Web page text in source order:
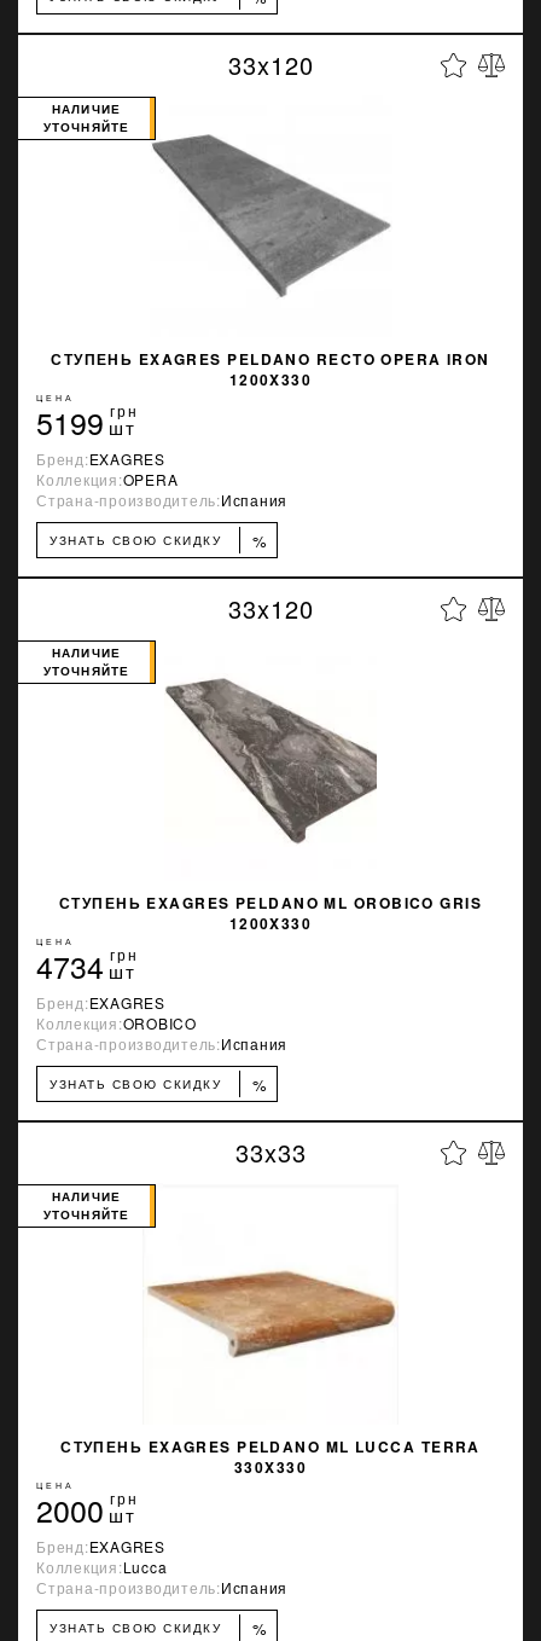
33x120
СТУПЕНЬ EXAGRES PELDANO RECTO OPERA IRON
1200X330
НАЛИЧИЕ
УТОЧНЯЙТЕ
ЦЕНА
5199 грн
шт
Бренд:EXAGRES
Коллекция:OPERA
Страна-производитель:Испания
УЗНАТЬ СВОЮ СКИДКУ %
33x120
СТУПЕНЬ EXAGRES PELDANO ML OROBICO GRIS
1200X330
НАЛИЧИЕ
УТОЧНЯЙТЕ
ЦЕНА
4734 грн
шт
Бренд:EXAGRES
Коллекция:OROBICO
Страна-производитель:Испания
УЗНАТЬ СВОЮ СКИДКУ %
33x33
СТУПЕНЬ EXAGRES PELDANO ML LUCCA TERRA
330X330
НАЛИЧИЕ
УТОЧНЯЙТЕ
ЦЕНА
2000 грн
шт
Бренд:EXAGRES
Коллекция:Lucca
Страна-производитель:Испания
УЗНАТЬ СВОЮ СКИДКУ %